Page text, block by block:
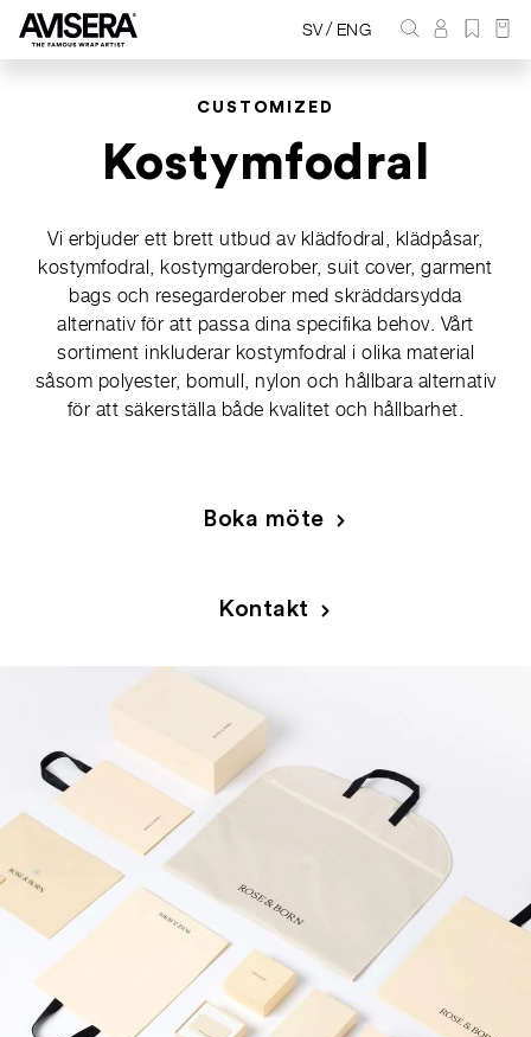
SV/ ENG
HÅLLBARHET
OM OSS
CUSTOMIZED
Kostymfodral
Vi erbjuder ett brett utbud av klädfodral, klädpåsar,
kostymfodral, kostymgarderober, suit cover, garment
bags och resegarderober med skräddarsydda
alternativ för att passa dina specifika behov. Vårt
sortiment inkluderar kostymfodral i olika material
såsom polyester, bomull, nylon och hållbara alternativ
för att säkerställa både kvalitet och hållbarhet.
Boka möte
Kontakt